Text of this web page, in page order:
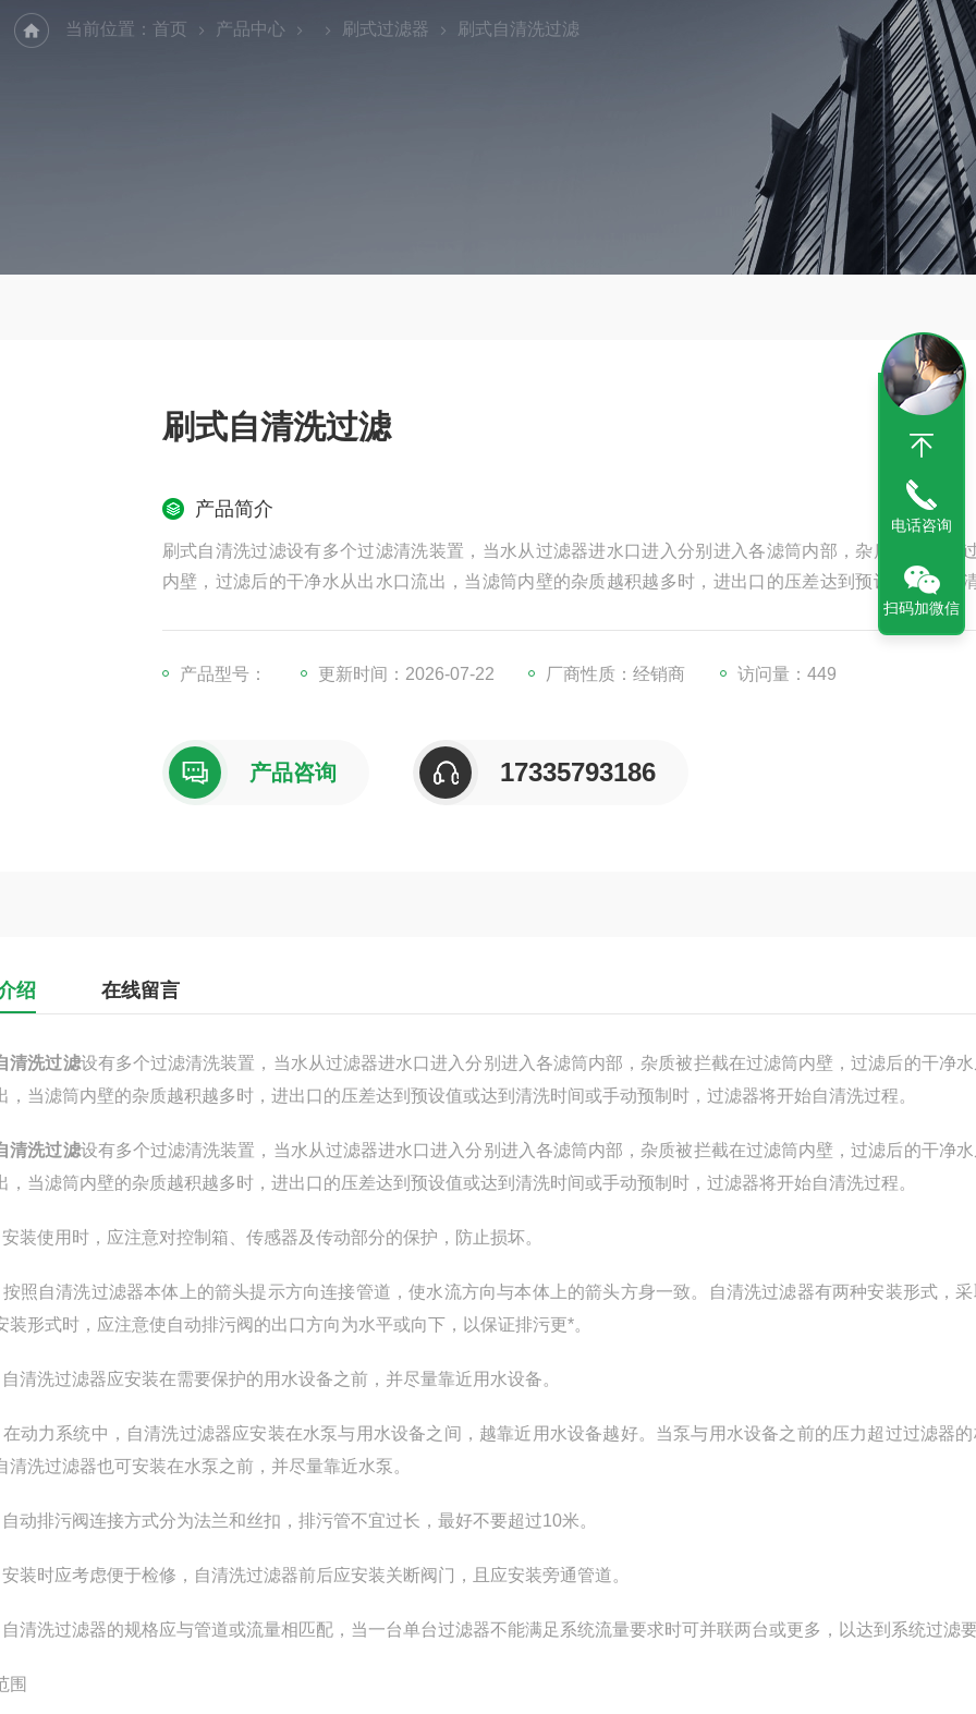
当前位置： 首页 产品中心 刷式过滤器 刷式自清洗过滤
刷式自清洗过滤
产品简介
刷式自清洗过滤设有多个过滤清洗装置，当水从过滤器进水口进入分别进入各滤筒内部，杂质被拦截在
内壁，过滤后的干净水从出水口流出，当滤筒内壁的杂质越积越多时，进出口的压差达到预设值或达到
间或手动预制时，过滤器将开始自清洗过程。自清洗过滤器的整个运行过程由随机配备的一个智能控制
产品型号：
更新时间：2026-07-22 厂商性质：经销商 访问量：449
产品咨询 17335793186
绍 在线留言
清洗过滤设有多个过滤清洗装置，当水从过滤器进水口进入分别进入各滤筒内部，杂质被拦截在过滤筒内壁，过滤后的干净
，当滤筒内壁的杂质越积越多时，进出口的压差达到预设值或达到清洗时间或手动预制时，过滤器将开始自清洗过程。
清洗过滤设有多个过滤清洗装置，当水从过滤器进水口进入分别进入各滤筒内部，杂质被拦截在过滤筒内壁，过滤后的干净
，当滤筒内壁的杂质越积越多时，进出口的压差达到预设值或达到清洗时间或手动预制时，过滤器将开始自清洗过程。
装使用时，应注意对控制箱、传感器及传动部分的保护，防止损坏。
按照自清洗过滤器本体上的箭头提示方向连接管道，使水流方向与本体上的箭头方身一致。自清洗过滤器有两种安装形式，
装形式时，应注意使自动排污阀的出口方向为水平或向下，以保证排污更*。
自清洗过滤器应安装在需要保护的用水设备之前，并尽量靠近用水设备。
在动力系统中，自清洗过滤器应安装在水泵与用水设备之间，越靠近用水设备越好。当泵与用水设备之前的压力超过过滤器
清洗过滤器也可安装在水泵之前，并尽量靠近水泵。
自动排污阀连接方式分为法兰和丝扣，排污管不宜过长，最好不要超过10米。
安装时应考虑便于检修，自清洗过滤器前后应安装关断阀门，且应安装旁通管道。
自清洗过滤器的规格应与管道或流量相匹配，当一台单台过滤器不能满足系统流量要求时可并联两台或更多，以达到系统过滤
围
电话咨询
扫码加微信